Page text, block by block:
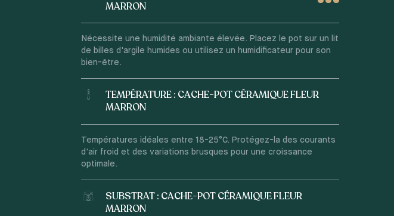
MARRON
Nécessite une humidité ambiante élevée. Placez le pot sur un lit
de billes d'argile humides ou utilisez un humidificateur pour son
bien-être.
TEMPÉRATURE : CACHE-POT CÉRAMIQUE FLEUR
MARRON
Températures idéales entre 18-25°C. Protégez-la des courants
d'air froid et des variations brusques pour une croissance
optimale.
SUBSTRAT : CACHE-POT CÉRAMIQUE FLEUR
MARRON